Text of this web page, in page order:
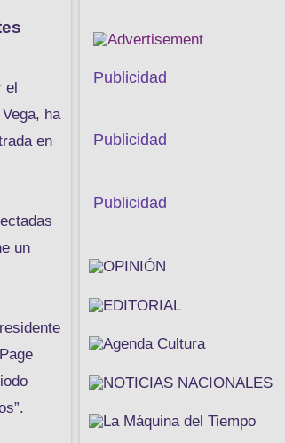
el
ha
en
un
Publicidad
Publicidad
Publicidad